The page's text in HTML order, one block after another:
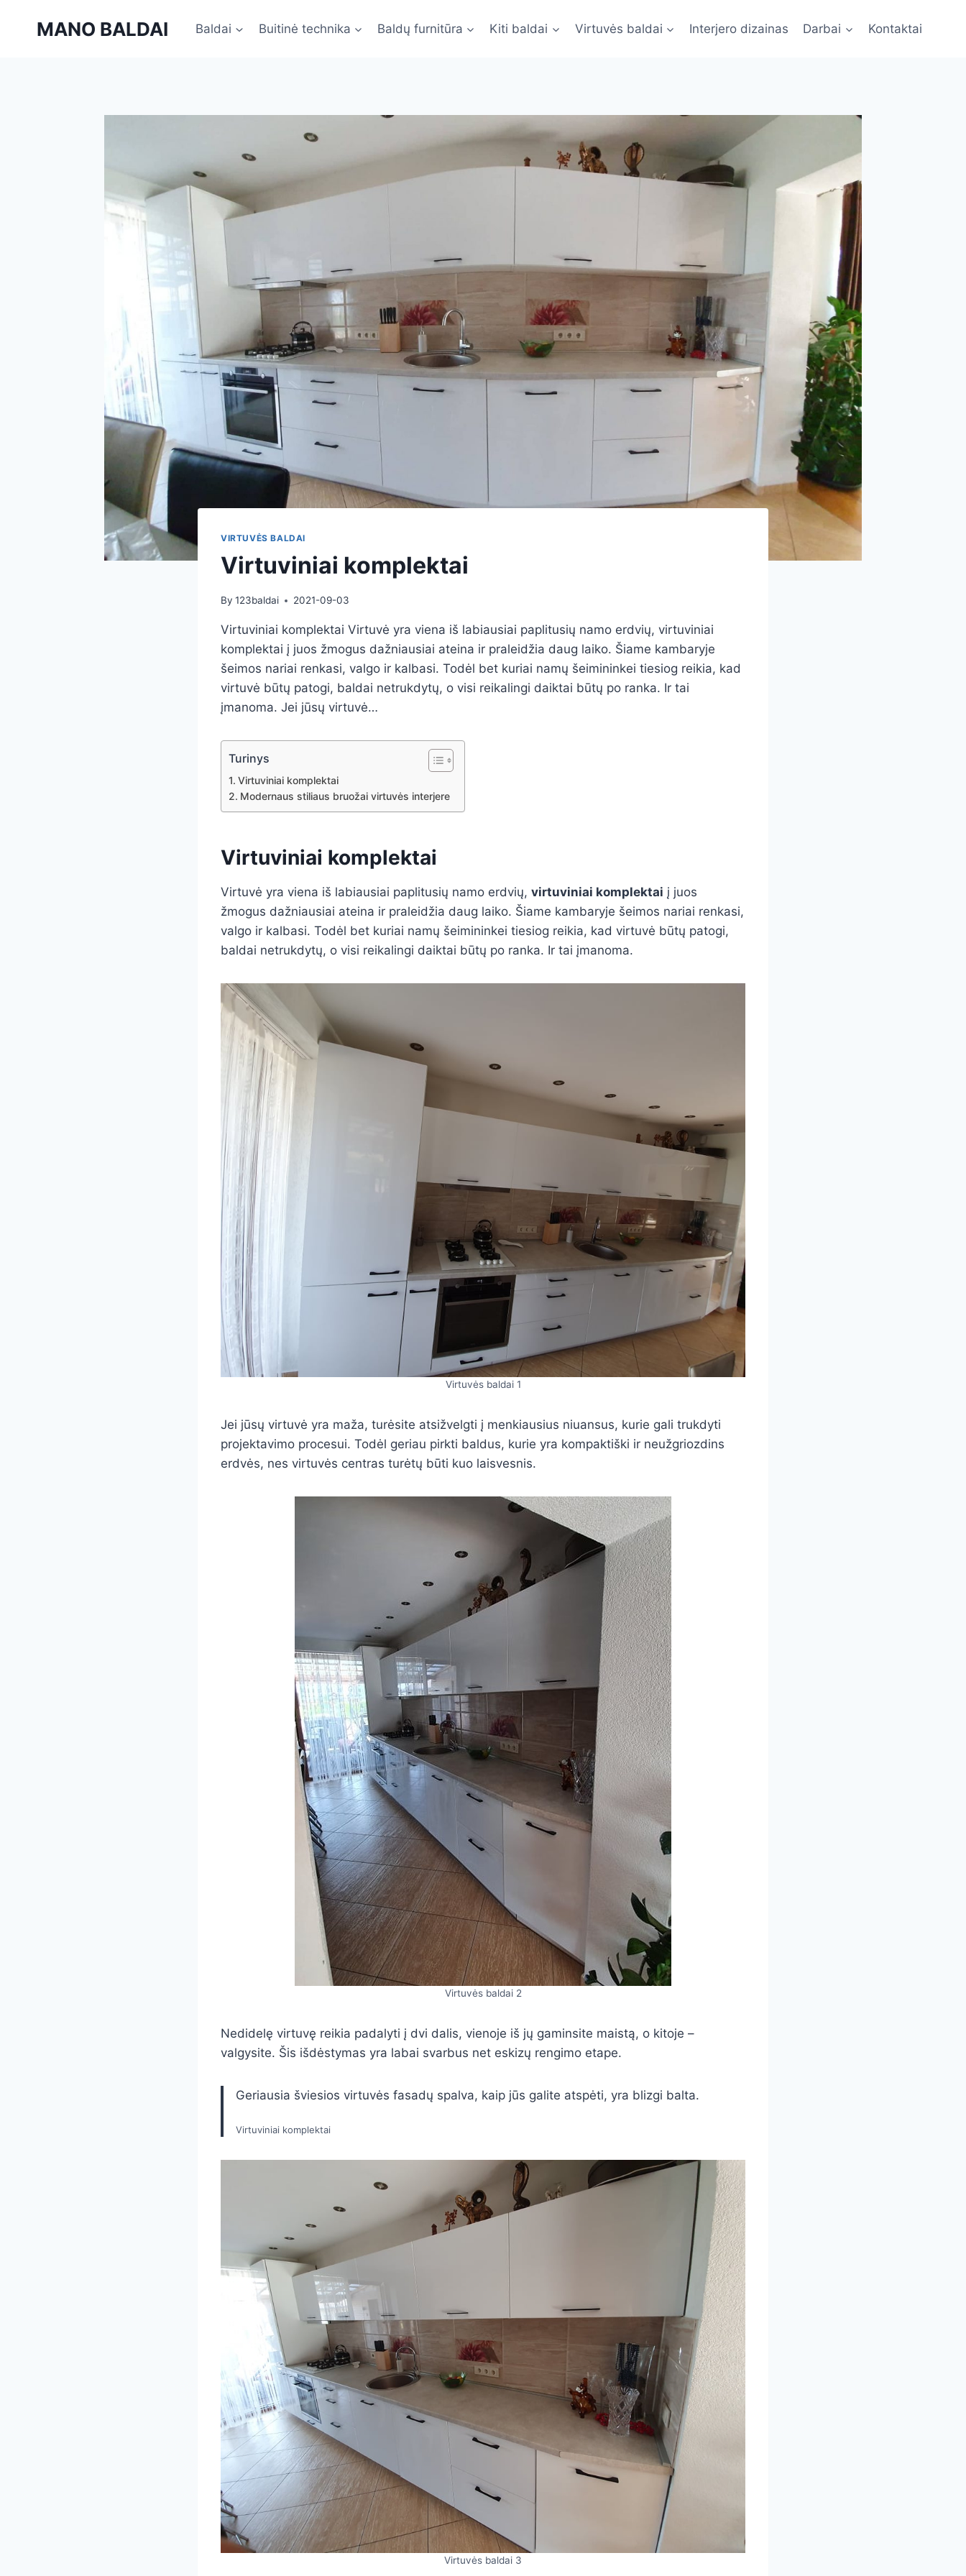
MANO BALDAI Baldai Buitinė technika Baldų furnitūra Kiti baldai Virtuvės baldai Interjero dizainas Darbai Kontaktai
VIRTUVĖS BALDAI
Virtuviniai komplektai
By 123baldai 2021-09-03
Virtuviniai komplektai Virtuvė yra viena iš labiausiai paplitusių namo erdvių, virtuviniai
komplektai į juos žmogus dažniausiai ateina ir praleidžia daug laiko. Šiame kambaryje
šeimos nariai renkasi, valgo ir kalbasi. Todėl bet kuriai namų šeimininkei tiesiog reikia, kad
virtuvė būtų patogi, baldai netrukdytų, o visi reikalingi daiktai būtų po ranka. Ir tai
įmanoma. Jei jūsų virtuvė…
Turinys
Virtuviniai komplektai
Modernaus stiliaus bruožai virtuvės interjere
Virtuviniai komplektai
Virtuvė yra viena iš labiausiai paplitusių namo erdvių, virtuviniai komplektai į juos
žmogus dažniausiai ateina ir praleidžia daug laiko. Šiame kambaryje šeimos nariai renkasi,
valgo ir kalbasi. Todėl bet kuriai namų šeimininkei tiesiog reikia, kad virtuvė būtų patogi,
baldai netrukdytų, o visi reikalingi daiktai būtų po ranka. Ir tai įmanoma.
Virtuvės baldai 1
Jei jūsų virtuvė yra maža, turėsite atsižvelgti į menkiausius niuansus, kurie gali trukdyti
projektavimo procesui. Todėl geriau pirkti baldus, kurie yra kompaktiški ir neužgriozdins
erdvės, nes virtuvės centras turėtų būti kuo laisvesnis.
Virtuvės baldai 2
Nedidelę virtuvę reikia padalyti į dvi dalis, vienoje iš jų gaminsite maistą, o kitoje –
valgysite. Šis išdėstymas yra labai svarbus net eskizų rengimo etape.
Geriausia šviesios virtuvės fasadų spalva, kaip jūs galite atspėti, yra blizgi balta.
Virtuviniai komplektai
Virtuvės baldai 3